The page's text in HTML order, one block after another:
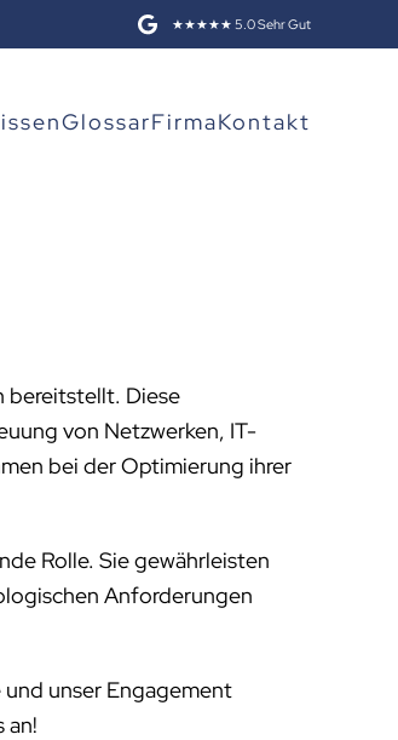
★★★★★ 5.0 Sehr Gut
GlossarFirmaKontakt
bereitstellt. Diese
von Netzwerken, IT-
bei der Optimierung ihrer
Rolle. Sie gewährleisten
Anforderungen
unser Engagement
an!